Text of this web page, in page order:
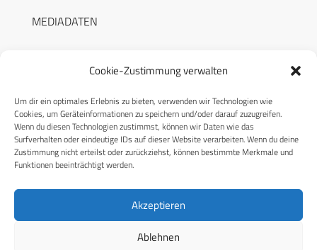
Cookie-Zustimmung verwalten
Um dir ein optimales Erlebnis zu bieten, verwenden wir Technologien wie
Cookies, um Geräteinformationen zu speichern und/oder darauf zuzugreifen.
Wenn du diesen Technologien zustimmst, können wir Daten wie das
Surfverhalten oder eindeutige IDs auf dieser Website verarbeiten. Wenn du deine
Zustimmung nicht erteilst oder zurückziehst, können bestimmte Merkmale und
Funktionen beeinträchtigt werden.
Akzeptieren
Ablehnen
MEDIADATEN
RECHTLICHES
Datenschutzerklärung
Cookie-Richtlinie (EU)